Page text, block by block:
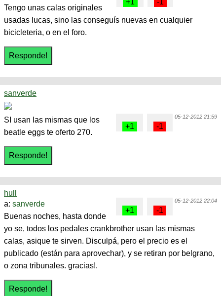
Tengo unas calas originales
usadas lucas, sino las conseguís nuevas en cualquier
bicicleteria, o en el foro.
sanverde
05-12-2012 21:59
SI usan las mismas que los
beatle eggs te oferto 270.
hull
05-12-2012 22:04
a: sanverde
Buenas noches, hasta donde
yo se, todos los pedales crankbrother usan las mismas
calas, asique te sirven. Disculpá, pero el precio es el
publicado (están para aprovechar), y se retiran por belgrano,
o zona tribunales. gracias!.